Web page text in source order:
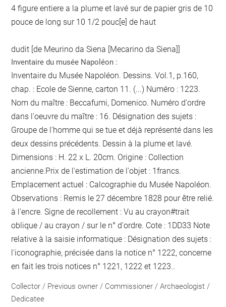
4 figure entiere a la plume et lavé sur de papier gris de 10
pouce de long sur 10 1/2 pouc[e] de haut
dudit [de Meurino da Siena [Mecarino da Siena]]
Inventaire du musée Napoléon :
Inventaire du Musée Napoléon. Dessins. Vol.1, p.160,
chap. : Ecole de Sienne, carton 11. (...) Numéro : 1223.
Nom du maître : Beccafumi, Domenico. Numéro d'ordre
dans l'oeuvre du maître : 16. Désignation des sujets :
Groupe de l'homme qui se tue et déjà représenté dans les
deux dessins précédents. Dessin à la plume et lavé.
Dimensions : H. 22 x L. 20cm. Origine : Collection
ancienne.Prix de l'estimation de l'objet : 1francs.
Emplacement actuel : Calcographie du Musée Napoléon.
Observations : Remis le 27 décembre 1828 pour être relié.
à l'encre. Signe de recollement :Vu au crayon#trait
oblique / au crayon / sur le n° d'ordre. Cote : 1DD33 Note
relative à la saisie informatique : Désignation des sujets :
l'iconographie, précisée dans la notice n° 1222, concerne
en fait les trois notices n° 1221, 1222 et 1223..
Collector / Previous owner / Commissioner / Archaeologist /
Dedicatee